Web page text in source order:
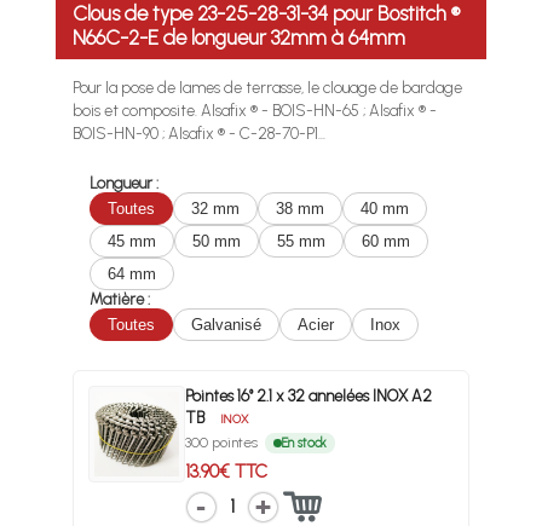
Clous de type 23-25-28-31-34 pour Bostitch ®
N66C-2-E de longueur 32mm à 64mm
Pour la pose de lames de terrasse, le clouage de bardage
bois et composite. Alsafix ® - BOIS-HN-65 ; Alsafix ® -
BOIS-HN-90 ; Alsafix ® - C-28-70-P1...
Longueur :
Toutes
32 mm 38 mm
40 mm
45 mm
50 mm 55 mm
60 mm
64 mm
Matière :
Toutes
Galvanisé Acier Inox
Pointes 16° 2.1 x 32 annelées INOX A2
TB
INOX
300 pointes En stock
13.90€ TTC
1